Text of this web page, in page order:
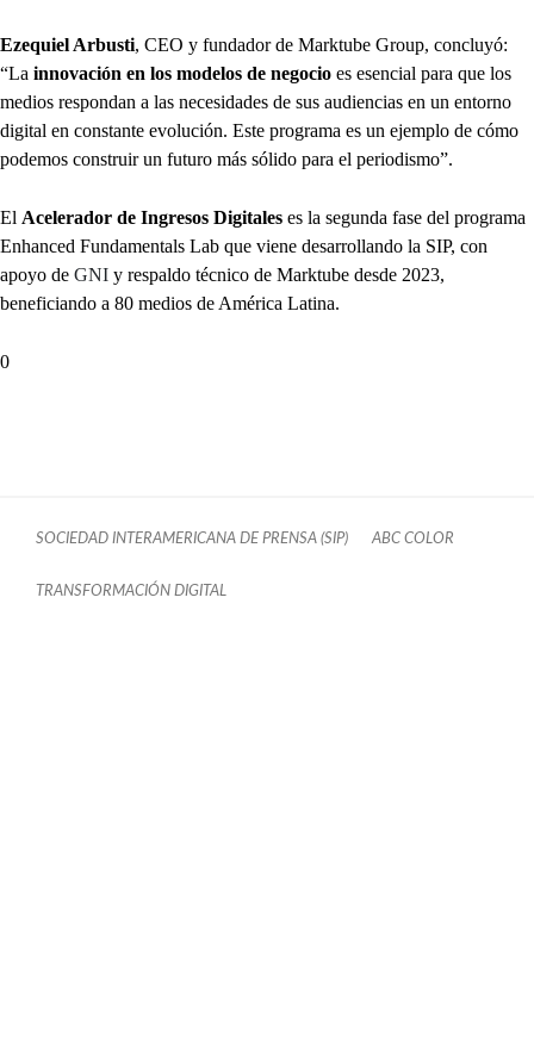
Ezequiel Arbusti, CEO y fundador de Marktube Group, concluyó:
“La innovación en los modelos de negocio es esencial para que los
medios respondan a las necesidades de sus audiencias en un entorno
digital en constante evolución. Este programa es un ejemplo de cómo
podemos construir un futuro más sólido para el periodismo”.
El Acelerador de Ingresos Digitales es la segunda fase del programa
Enhanced Fundamentals Lab que viene desarrollando la SIP, con
apoyo de GNI y respaldo técnico de Marktube desde 2023,
beneficiando a 80 medios de América Latina.
0
SOCIEDAD INTERAMERICANA DE PRENSA (SIP) ABC COLOR
TRANSFORMACIÓN DIGITAL